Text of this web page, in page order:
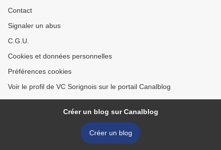
Contact
Signaler un abus
C.G.U.
Cookies et données personnelles
Préférences cookies
Voir le profil de VC Sorignois sur le portail Canalblog
Créer un blog sur Canalblog
Créer un blog